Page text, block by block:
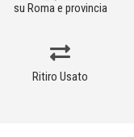
su Roma e provincia
Ritiro Usato